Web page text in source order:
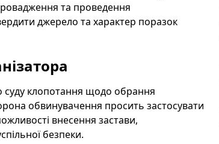
та проведення
джерело та характер поразок
суду клопотання щодо обрання
обвинувачення просить застосувати
внесення застави,
безпеки.